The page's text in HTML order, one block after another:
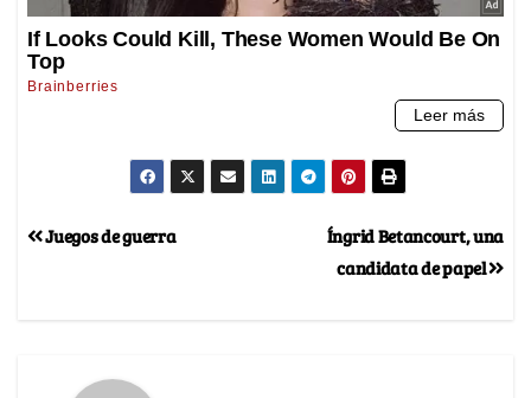
Íngrid Betancourt, una
candidata de papel
Juegos de guerra